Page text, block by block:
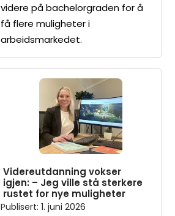
videre på bachelorgraden for å
få flere muligheter i
arbeidsmarkedet.
Videreutdanning vokser
igjen: – Jeg ville stå sterkere
rustet for nye muligheter
Publisert: 1. juni 2026